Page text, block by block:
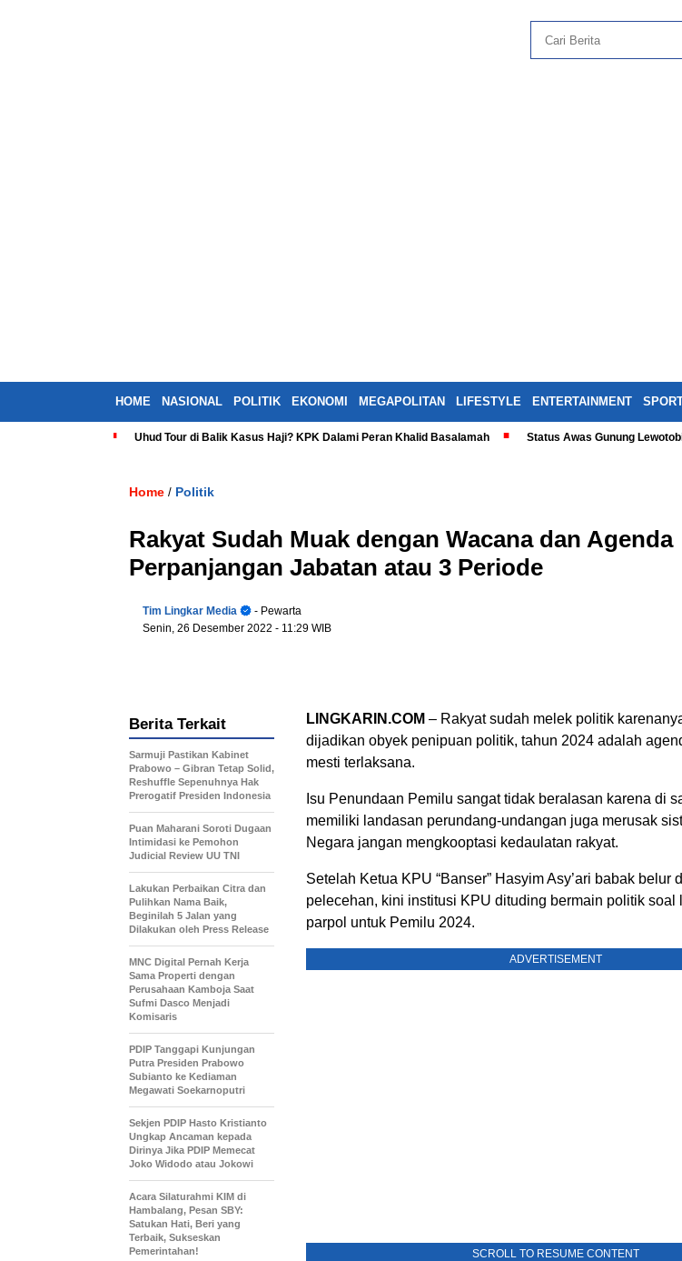
HOME NASIONAL POLITIK EKONOMI MEGAPOLITAN LIFESTYLE ENTERTAINMENT
Uhud Tour di Balik Kasus Haji? KPK Dalami Peran Khalid Basalamah Status Awas Gunung
Home / Politik
Rakyat Sudah Muak dengan Wacana dan Agenda
Perpanjangan Jabatan atau 3 Periode
Tim Lingkar Media
- Pewarta
Senin, 26 Desember 2022 - 11:29 WIB
LINGKARIN.COM – Rakyat sudah melek politik
dijadikan obyek penipuan politik, tahun 2024 adalah
mesti terlaksana.
Isu Penundaan Pemilu sangat tidak beralasan karena di
memiliki landasan perundang-undangan juga merusak
Negara jangan mengkooptasi kedaulatan rakyat.
Setelah Ketua KPU “Banser” Hasyim Asy’ari babak belur
pelecehan, kini institusi KPU dituding bermain politik soal
parpol untuk Pemilu 2024.
ADVERTISEMENT
SCROLL TO RESUME CONTENT
Berita Terkait
Sarmuji Pastikan Kabinet
Prabowo – Gibran Tetap Solid,
Reshuffle Sepenuhnya Hak
Prerogatif Presiden Indonesia
Puan Maharani Soroti Dugaan
Intimidasi ke Pemohon
Judicial Review UU TNI
Lakukan Perbaikan Citra dan
Pulihkan Nama Baik,
Beginilah 5 Jalan yang
Dilakukan oleh Press Release
MNC Digital Pernah Kerja
Sama Properti dengan
Perusahaan Kamboja Saat
Sufmi Dasco Menjadi
Komisaris
PDIP Tanggapi Kunjungan
Putra Presiden Prabowo
Subianto ke Kediaman
Megawati Soekarnoputri
Sekjen PDIP Hasto Kristianto
Ungkap Ancaman kepada
Dirinya Jika PDIP Memecat
Joko Widodo atau Jokowi
Acara Silaturahmi KIM di
Hambalang, Pesan SBY:
Satukan Hati, Beri yang
Terbaik, Sukseskan
Pemerintahan!